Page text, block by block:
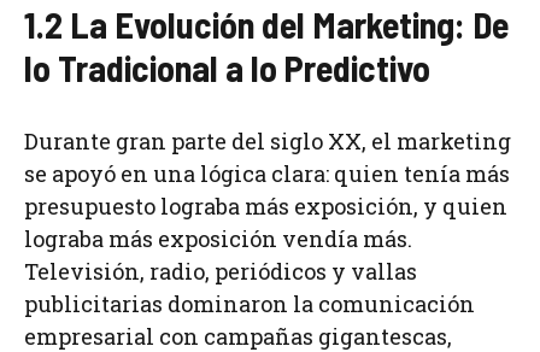
1.2 La Evolución del Marketing: De
lo Tradicional a lo Predictivo
Durante gran parte del siglo XX, el marketing
se apoyó en una lógica clara: quien tenía más
presupuesto lograba más exposición, y quien
lograba más exposición vendía más.
Televisión, radio, periódicos y vallas
publicitarias dominaron la comunicación
empresarial con campañas gigantescas,